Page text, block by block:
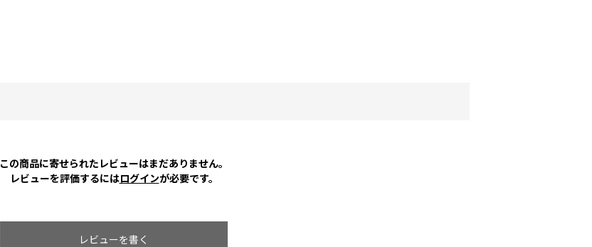
この商品に寄せられたレビューはまだありません。
レビューを評価するにはログインが必要です。
レビューを書く